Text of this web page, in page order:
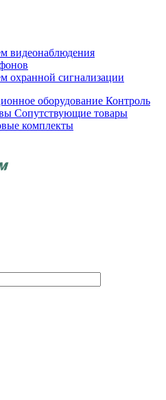
видеонаблюдения
охранной сигнализации
оборудование Контроль
Сопутствующие товары
комплекты